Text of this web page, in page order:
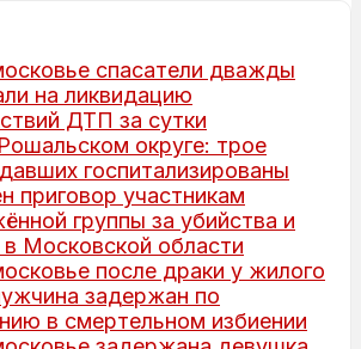
спасатели дважды
на ликвидацию
ДТП за сутки
округе: трое
госпитализированы
приговор участникам
группы за убийства и
в Московской области
после драки у жилого
задержан по
в смертельном избиении